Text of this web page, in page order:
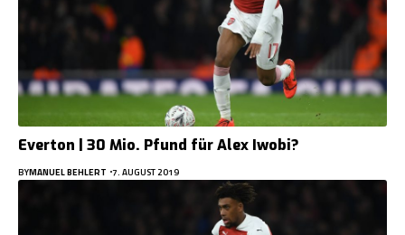
Everton | 30 Mio. Pfund für Alex Iwobi?
BYMANUEL BEHLERT 7. AUGUST 2019